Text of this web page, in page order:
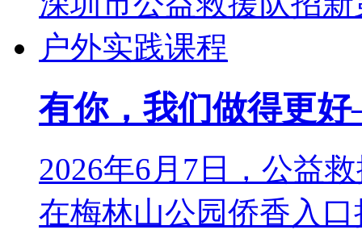
。
有你，我们做得更
2026年6月7日，公益
在梅林山公园侨香入